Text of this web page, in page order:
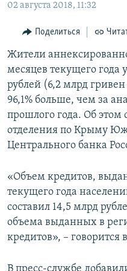
навигации
Вернутся
поиску
КАРТА ВОЕННЫХ ОБЪЕКТОВ
11 ЛЕТ ОККУПАЦИИ КРЫМА.
ИСТОРИЯ
ЕЩЕ
ИНТЕРАКТИВ
ИНФОГРАФИКА
ТЕЛЕПРОЕКТ КРЫМ.РЕАЛИИ
СОВЕТЫ ПРАВОЗАЩИТНИКОВ
ПРОПАВШИЕ БЕЗ ВЕСТИ
КРЫМ.НЕПОКОРЕННЫЙ
ELIFBE
УКРАИНСКАЯ ПРОБЛЕМА
РАДІО СВОБОДА
КАК ОБОЙТИ
Українською
Qırımtatar
Все сайты RFE/RL
02 августа 2018, 11:32
Поделиться
Жители
месяцев текущего года
рублей (6,2 млрд гривен
96,1% больше, чем за
прошлого года. Об этом
отделения по Крыму
Центрального банка
«Объем кредитов,
текущего года
составил 14,5 млрд
объема выданных в
кредитов», – говорится